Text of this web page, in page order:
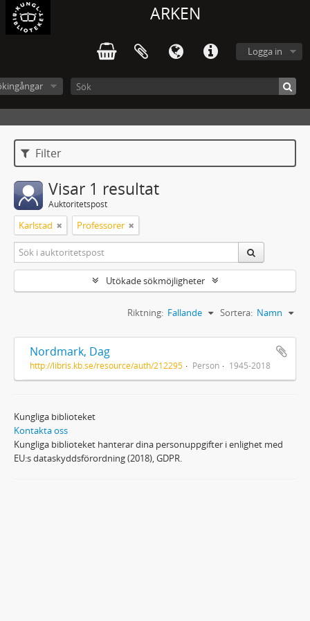
ARKEN
Logga in
Filter
Visar 1 resultat
Auktoritetspost
Karlstad Professorer
Utökade sökmöjligheter
Sortera: Namn
Riktning: Fallande
Nordmark, Dag
http://libris.kb.se/resource/auth/212295 Person 1945-2018
Kungliga biblioteket
Kontakta oss
Kungliga biblioteket hanterar dina personuppgifter i enlighet med
EU:s dataskyddsförordning (2018), GDPR.